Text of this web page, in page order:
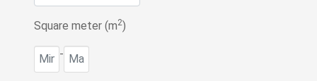
Square meter (m2)
-